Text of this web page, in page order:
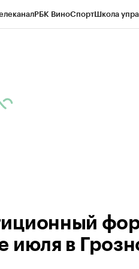
РБК ВиноСпортШкола
июля в